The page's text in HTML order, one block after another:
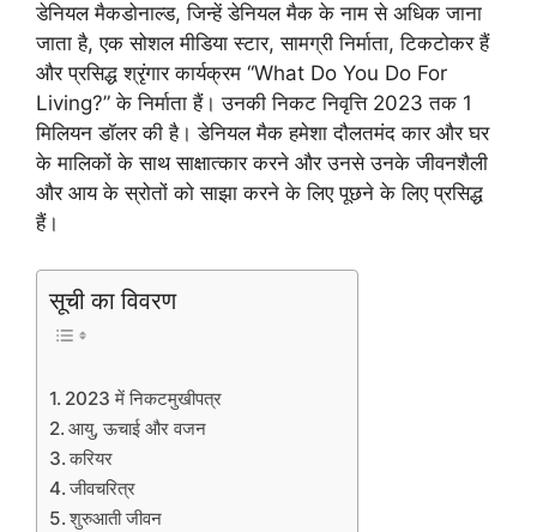
डेनियल मैकडोनाल्ड, जिन्हें डेनियल मैक के नाम से अधिक जाना
जाता है, एक सोशल मीडिया स्टार, सामग्री निर्माता, टिकटोकर हैं
और प्रसिद्ध श्रृंगार कार्यक्रम “What Do You Do For
Living?” के निर्माता हैं। उनकी निकट निवृत्ति 2023 तक 1
मिलियन डॉलर की है। डेनियल मैक हमेशा दौलतमंद कार और घर
के मालिकों के साथ साक्षात्कार करने और उनसे उनके जीवनशैली
और आय के स्रोतों को साझा करने के लिए पूछने के लिए प्रसिद्ध
हैं।
सूची का विवरण
2023 में निकटमुखीपत्र
आयु, ऊचाई और वजन
करियर
जीवचरित्र
शुरुआती जीवन